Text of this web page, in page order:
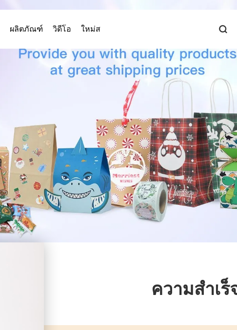
ผลิตภัณฑ์ วิดีโอ ใหม่ส
ความสำเร็